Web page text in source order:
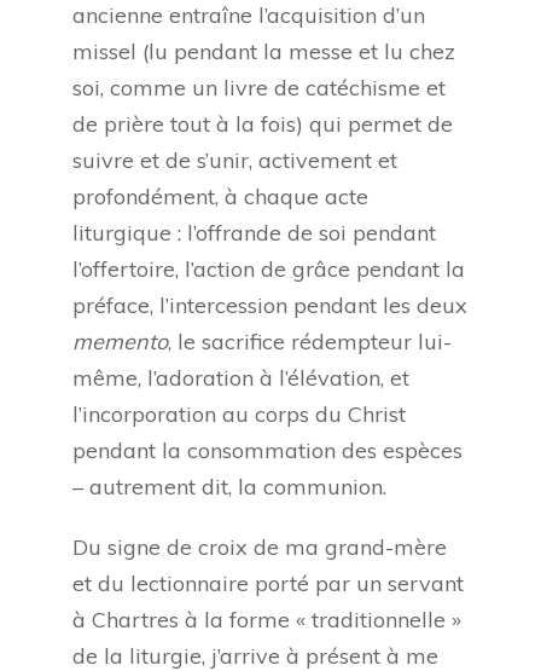
ancienne entraîne l’acquisition d’un
missel (lu pendant la messe et lu chez
soi, comme un livre de catéchisme et
de prière tout à la fois) qui permet de
suivre et de s’unir, activement et
profondément, à chaque acte
liturgique : l’offrande de soi pendant
l’offertoire, l’action de grâce pendant la
préface, l’intercession pendant les deux
memento, le sacrifice rédempteur lui-
même, l’adoration à l’élévation, et
l’incorporation au corps du Christ
pendant la consommation des espèces
– autrement dit, la communion.
Du signe de croix de ma grand-mère
et du lectionnaire porté par un servant
à Chartres à la forme « traditionnelle »
de la liturgie, j’arrive à présent à me